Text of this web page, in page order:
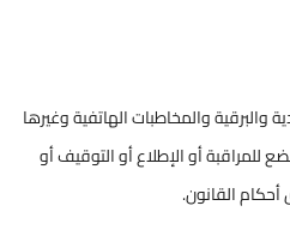
والبرقية والمخاطبات الهاتفية وغيرها
للمراقبة أو الإطلاع أو التوقيف أو
القانون.